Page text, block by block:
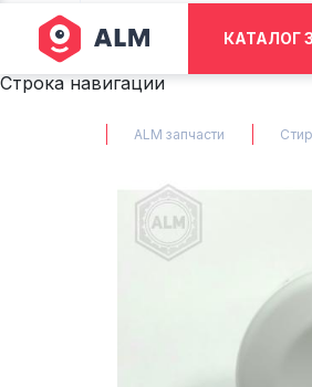
КАТАЛОГ
Строка навигации
ALM запчасти